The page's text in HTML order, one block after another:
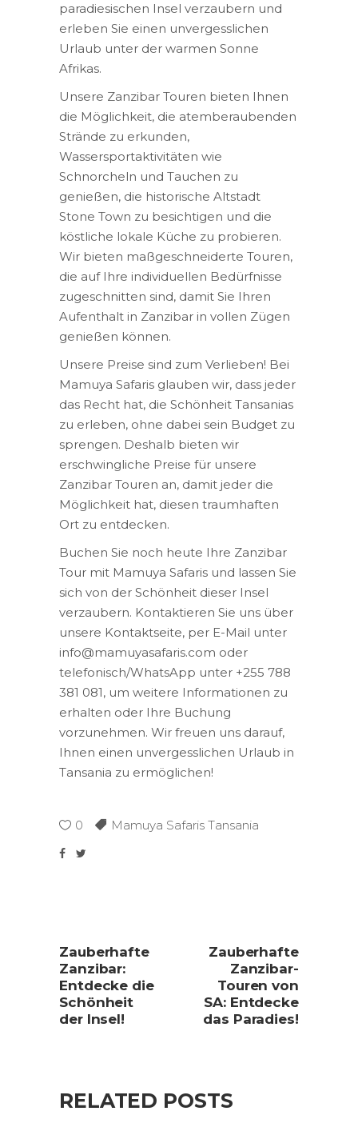
paradiesischen Insel verzaubern und
erleben Sie einen unvergesslichen
Urlaub unter der warmen Sonne
Afrikas.
Unsere Zanzibar Touren bieten Ihnen
die Möglichkeit, die atemberaubenden
Strände zu erkunden,
Wassersportaktivitäten wie
Schnorcheln und Tauchen zu
genießen, die historische Altstadt
Stone Town zu besichtigen und die
köstliche lokale Küche zu probieren.
Wir bieten maßgeschneiderte Touren,
die auf Ihre individuellen Bedürfnisse
zugeschnitten sind, damit Sie Ihren
Aufenthalt in Zanzibar in vollen Zügen
genießen können.
Unsere Preise sind zum Verlieben! Bei
Mamuya Safaris glauben wir, dass jeder
das Recht hat, die Schönheit Tansanias
zu erleben, ohne dabei sein Budget zu
sprengen. Deshalb bieten wir
erschwingliche Preise für unsere
Zanzibar Touren an, damit jeder die
Möglichkeit hat, diesen traumhaften
Ort zu entdecken.
Buchen Sie noch heute Ihre Zanzibar
Tour mit Mamuya Safaris und lassen Sie
sich von der Schönheit dieser Insel
verzaubern. Kontaktieren Sie uns über
unsere Kontaktseite, per E-Mail unter
info@mamuyasafaris.com oder
telefonisch/WhatsApp unter +255 788
381 081, um weitere Informationen zu
erhalten oder Ihre Buchung
vorzunehmen. Wir freuen uns darauf,
Ihnen einen unvergesslichen Urlaub in
Tansania zu ermöglichen!
0 Mamuya Safaris Tansania
Zauberhafte
Zanzibar:
Entdecke die
Schönheit
der Insel!
Zauberhafte
Zanzibar-
Touren von
SA: Entdecke
das Paradies!
RELATED POSTS